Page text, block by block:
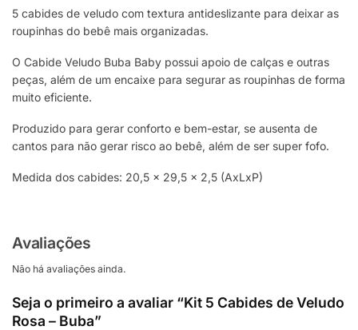
5 cabides de veludo com textura antideslizante para deixar as
roupinhas do bebê mais organizadas.
O Cabide Veludo Buba Baby possui apoio de calças e outras
peças, além de um encaixe para segurar as roupinhas de forma
muito eficiente.
Produzido para gerar conforto e bem-estar, se ausenta de
cantos para não gerar risco ao bebê, além de ser super fofo.
Medida dos cabides: 20,5 x 29,5 x 2,5 (AxLxP)
Avaliações
Não há avaliações ainda.
Seja o primeiro a avaliar “Kit 5 Cabides de Veludo
Rosa – Buba”